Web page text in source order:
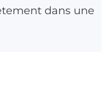
dans une